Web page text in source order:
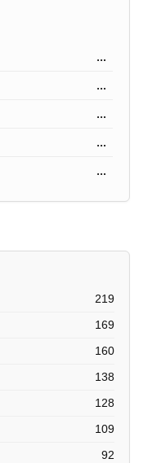
...
...
...
...
...
219
169
160
138
128
109
92